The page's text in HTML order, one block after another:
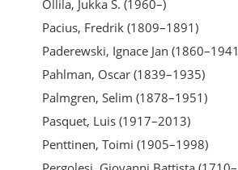
Ollila, Jukka S. (1960–)
Pacius, Fredrik (1809–1891)
Paderewski, Ignace Jan
Pahlman, Oscar (1839–1935)
Palmgren, Selim (1878–1951)
Pasquet, Luis (1917–2013)
Penttinen, Toimi (1905–1998)